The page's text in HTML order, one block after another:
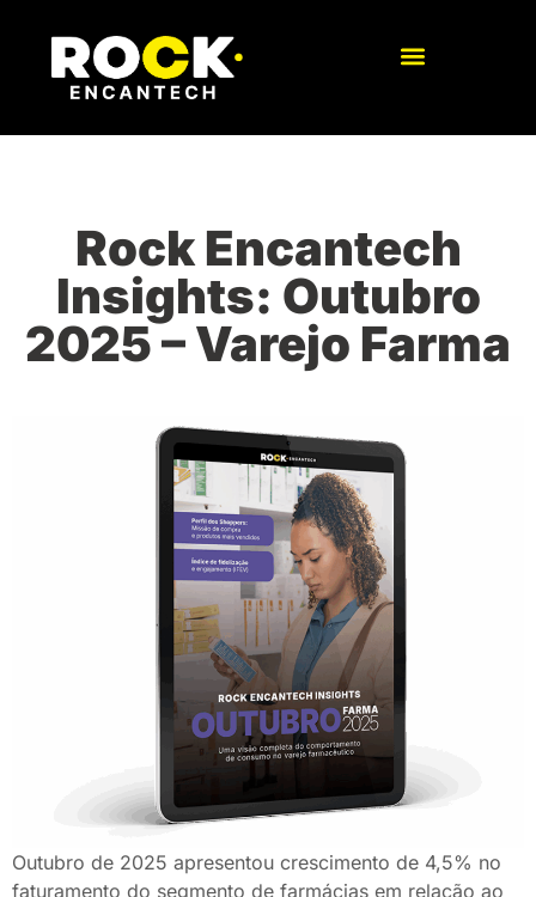
Rock Encantech
Insights: Outubro
2025 – Varejo Farma
Outubro de 2025 apresentou crescimento de 4,5% no
faturamento do segmento de farmácias em relação ao